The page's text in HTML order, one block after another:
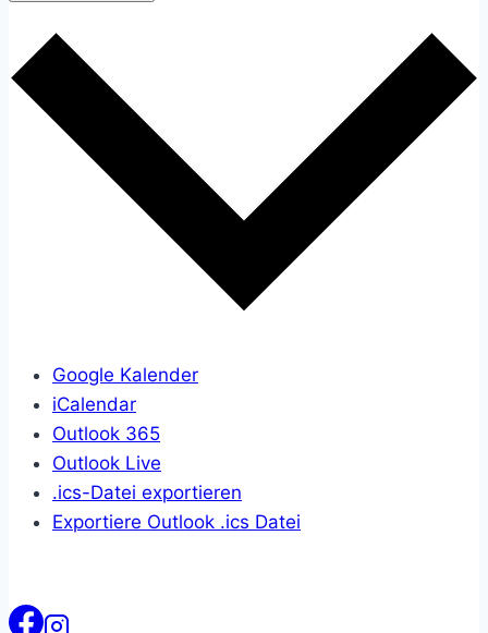
Google Kalender
iCalendar
Outlook 365
Outlook Live
.ics-Datei exportieren
Exportiere Outlook .ics Datei